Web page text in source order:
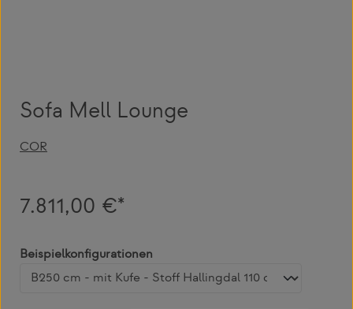
Sofa Mell Lounge
COR
7.811,00 €*
Beispielkonfigurationen